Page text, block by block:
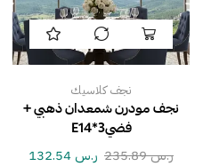
نجف كلاسيك
نجف مودرن شمعدان ذهبي +
فضيE14*3
ر.س235.89 ر.س